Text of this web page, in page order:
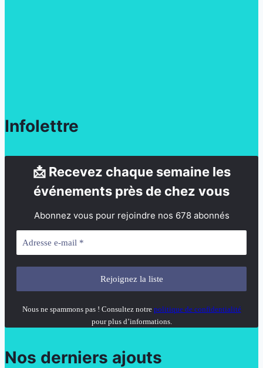
Infolettre
📩 Recevez chaque semaine les
événements près de chez vous
Abonnez vous pour rejoindre nos 678 abonnés
Nous ne spammons pas ! Consultez notre politique de confidentialité
pour plus d’informations.
Nos derniers ajouts